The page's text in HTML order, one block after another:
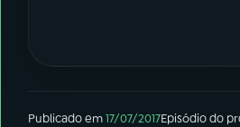
Publicado em17/07/2017Episódiodo